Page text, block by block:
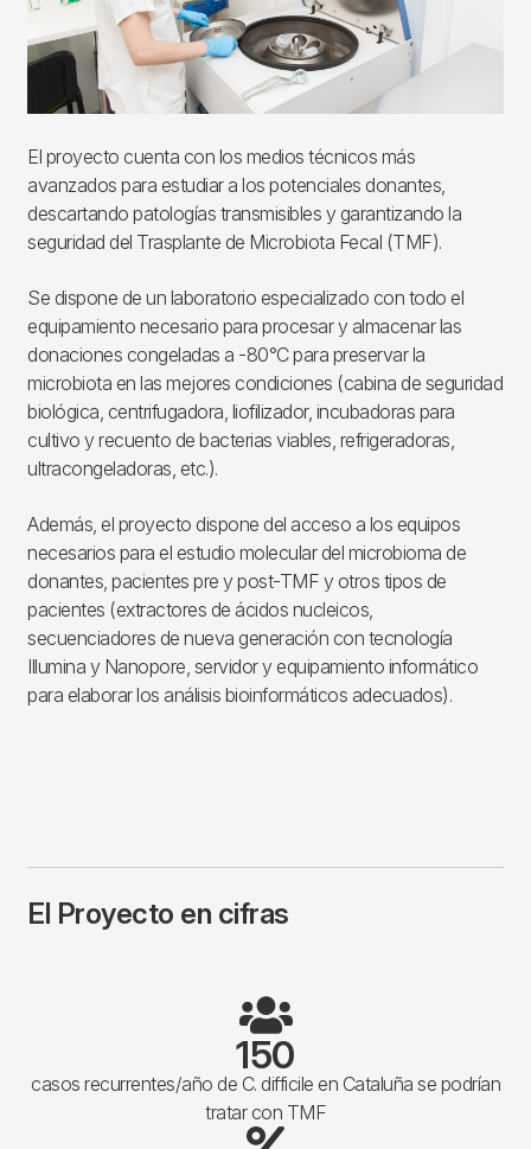
El proyecto cuenta con los medios técnicos más
avanzados para estudiar a los potenciales donantes,
descartando patologías transmisibles y garantizando la
seguridad del Trasplante de Microbiota Fecal (TMF).
Se dispone de un laboratorio especializado con todo el
equipamiento necesario para procesar y almacenar las
donaciones congeladas a -80°C para preservar la
microbiota en las mejores condiciones (cabina de seguridad
biológica, centrifugadora, liofilizador, incubadoras para
cultivo y recuento de bacterias viables, refrigeradoras,
ultracongeladoras, etc.).
Además, el proyecto dispone del acceso a los equipos
necesarios para el estudio molecular del microbioma de
donantes, pacientes pre y post-TMF y otros tipos de
pacientes (extractores de ácidos nucleicos,
secuenciadores de nueva generación con tecnología
Illumina y Nanopore, servidor y equipamiento informático
para elaborar los análisis bioinformáticos adecuados).
El Proyecto en cifras
150
casos recurrentes/año de C. difficile en Cataluña se podrían
tratar con TMF